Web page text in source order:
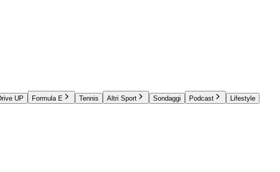
UP Formula E Tennis Altri Sport Sondaggi Podcast
Lifestyle